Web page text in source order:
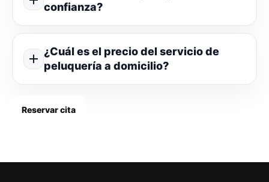
confianza?
¿Cuál es el precio del servicio de
peluquería a domicilio?
Reservar cita